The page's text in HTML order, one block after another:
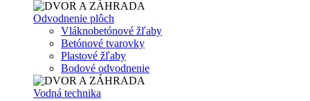
Odvodnenie plôch
Vláknobetónové žľaby
Betónové tvarovky
Plastové žľaby
Bodové odvodnenie
Vodná technika